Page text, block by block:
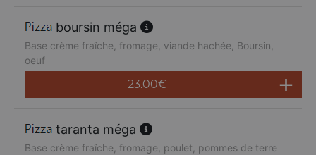
boursin méga
Base crème fraîche, fromage, viande hachée, Boursin,
oeuf
23.00€
taranta méga
Base crème fraîche, fromage, poulet, pommes de terre